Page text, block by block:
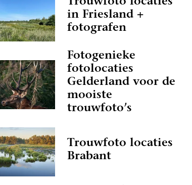
in Friesland +
fotografen
Fotogenieke
fotolocaties
Gelderland voor de
mooiste
trouwfoto’s
Trouwfoto locaties
Brabant